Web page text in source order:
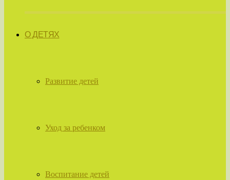
О ДЕТЯХ
Развитие детей
Уход за ребенком
Воспитание детей